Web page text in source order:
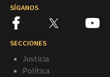
SÍGANOS
SECCIONES
Justicia
Política